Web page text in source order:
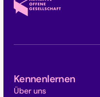
Kennenlernen
Über uns